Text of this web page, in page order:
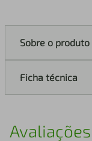
Sobre o produto
Ficha técnica
Avaliações